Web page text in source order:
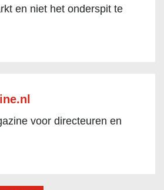
en niet het onderspit te
voor directeuren en